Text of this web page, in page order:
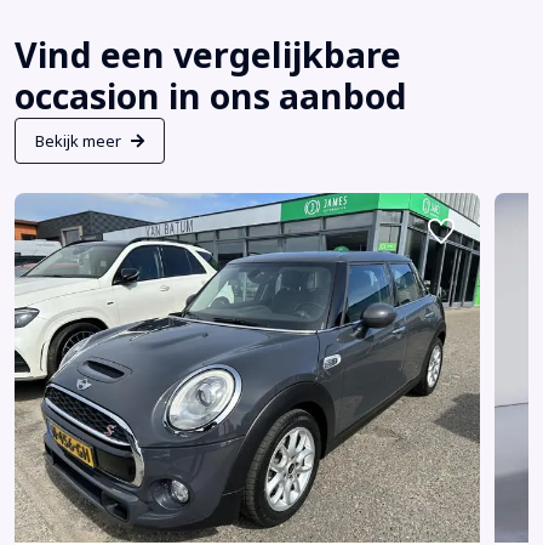
Vind een vergelijkbare
occasion in ons aanbod
Bekijk meer